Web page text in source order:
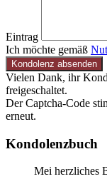
Eintrag
Ich möchte gemäß
Kondolenz absenden
Vielen Dank, ihr
freigeschaltet.
Der Captcha-Code
erneut.
Kondolenzbuch
Mei herzliches